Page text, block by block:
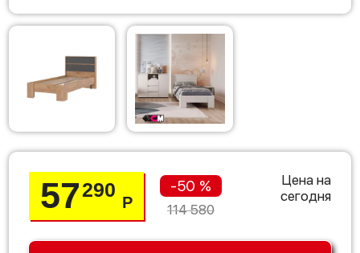
57290
Р
-50 %
114 580
Цена на
сегодня